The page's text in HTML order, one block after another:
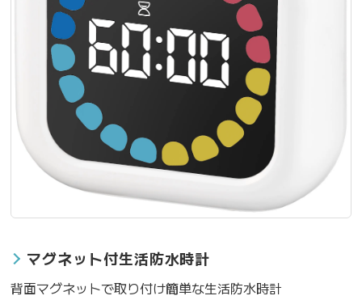
マグネット付生活防水時計
背面マグネットで取り付け簡単な生活防水時計